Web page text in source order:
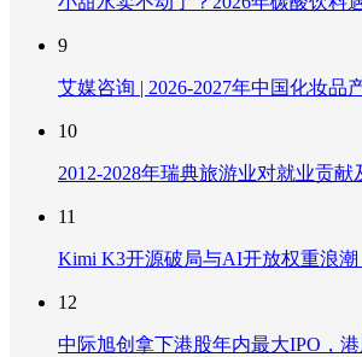
9
艾媒咨询 | 2026-2027年中国化妆品
10
2012-2028年瑞典旅游业对就业贡
11
Kimi K3开源破局与AI开放权重浪
12
中际旭创拿下港股年内最大IPO，